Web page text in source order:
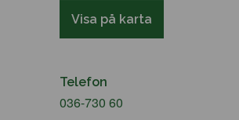
Visa på karta
Telefon
036-730 60